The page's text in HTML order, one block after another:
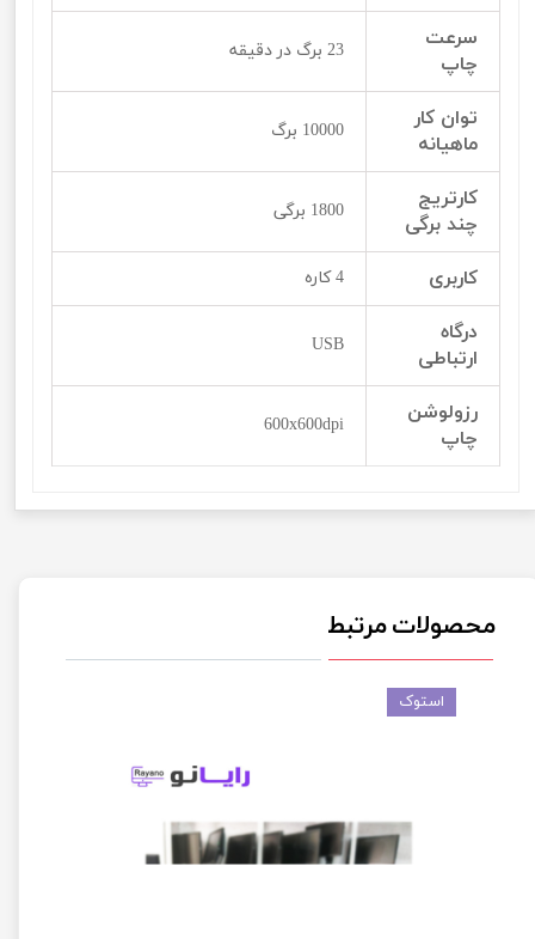
سرعت
چاپ
23 برگ در دقیقه
توان کار
ماهیانه
10000 برگ
کارتریج
چند برگی
1800 برگی
کاربری 4 کاره
درگاه
ارتباطی
USB
رزولوشن
چاپ
600x600dpi
محصولات مرتبط
استوک